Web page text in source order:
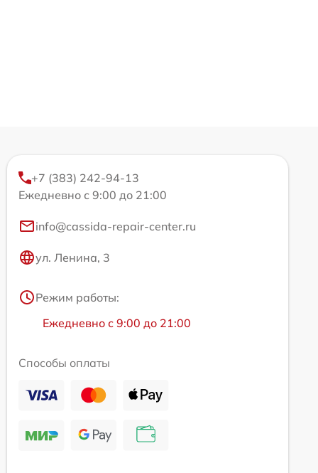
+7 (383) 242-94-13
Ежедневно с 9:00 до 21:00
info@cassida-repair-center.ru
ул. Ленина, 3
Режим работы:
Ежедневно с 9:00 до 21:00
Способы оплаты